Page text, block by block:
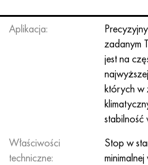
Aplikacja:
zadanym
jest na
których w
stabilność
Właściwości
techniczne:
Stop w